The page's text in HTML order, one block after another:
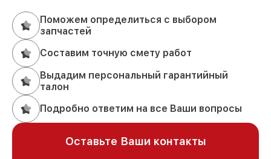
Поможем определиться с выбором
запчастей
Составим точную смету работ
Выдадим персональный гарантийный
талон
Подробно ответим на все Ваши вопросы
Оставьте Ваши контакты